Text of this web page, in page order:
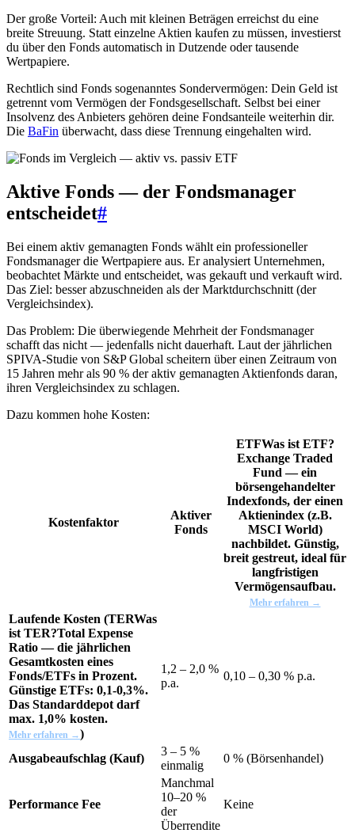
Der große Vorteil: Auch mit kleinen Beträgen erreichst du eine
breite Streuung. Statt einzelne Aktien kaufen zu müssen, investierst
du über den Fonds automatisch in Dutzende oder tausende
Wertpapiere.
Rechtlich sind Fonds sogenanntes Sondervermögen: Dein Geld ist
getrennt vom Vermögen der Fondsgesellschaft. Selbst bei einer
Insolvenz des Anbieters gehören deine Fondsanteile weiterhin dir.
Die BaFin überwacht, dass diese Trennung eingehalten wird.
Aktive Fonds — der Fondsmanager
entscheidet#
Bei einem aktiv gemanagten Fonds wählt ein professioneller
Fondsmanager die Wertpapiere aus. Er analysiert Unternehmen,
beobachtet Märkte und entscheidet, was gekauft und verkauft wird.
Das Ziel: besser abzuschneiden als der Marktdurchschnitt (der
Vergleichsindex).
Das Problem: Die überwiegende Mehrheit der Fondsmanager
schafft das nicht — jedenfalls nicht dauerhaft. Laut der jährlichen
SPIVA-Studie von S&P Global scheitern über einen Zeitraum von
15 Jahren mehr als 90 % der aktiv gemanagten Aktienfonds daran,
ihren Vergleichsindex zu schlagen.
Dazu kommen hohe Kosten:
Kostenfaktor
Aktiver
Fonds
ETFWas ist ETF?
Exchange Traded
Fund — ein
börsengehandelter
Indexfonds, der einen
Aktienindex (z.B.
MSCI World)
nachbildet. Günstig,
breit gestreut, ideal für
langfristigen
Vermögensaufbau.
Mehr erfahren →
Laufende Kosten (TERWas
ist TER?Total Expense
Ratio — die jährlichen
Gesamtkosten eines
Fonds/ETFs in Prozent.
Günstige ETFs: 0,1-0,3%.
Das Standarddepot darf
max. 1,0% kosten.
Mehr erfahren →)
1,2 – 2,0 %
p.a.
0,10 – 0,30 % p.a.
Ausgabeaufschlag (Kauf)
3 – 5 %
einmalig
0 % (Börsenhandel)
Performance Fee
Manchmal
10–20 %
der
Überrendite
Keine